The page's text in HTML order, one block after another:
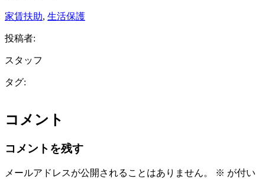
家賃扶助, 生活保護
投稿者:
スタッフ
タグ:
コメント
コメントを残す
メールアドレスが公開されることはありません。 ※ が付い